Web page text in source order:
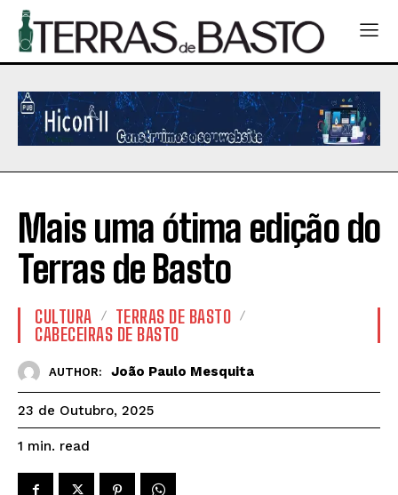
Mais uma ótima edição do
Terras de Basto
CULTURA
TERRAS DE BASTO
CABECEIRAS DE BASTO
AUTHOR: João Paulo Mesquita
23 de Outubro, 2025
1 min. read